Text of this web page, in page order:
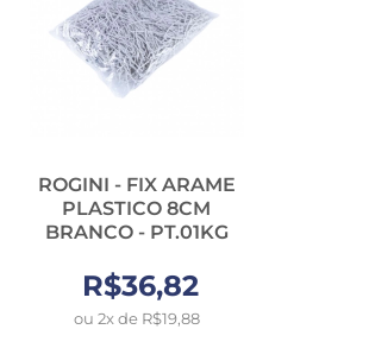
ROGINI - FIX ARAME
PLASTICO 8CM
BRANCO - PT.01KG
R$36,82
ou 2x de R$19,88